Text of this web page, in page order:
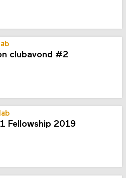
clubavond #2
Fellowship 2019